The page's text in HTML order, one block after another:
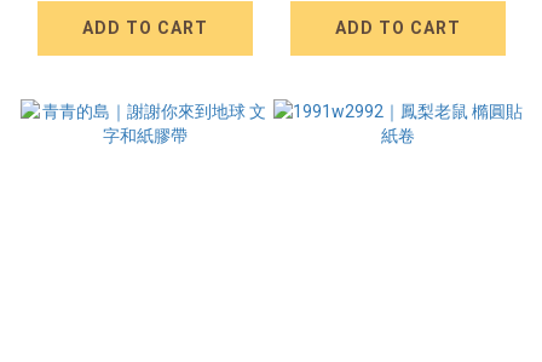
ADD TO CART ADD TO CART